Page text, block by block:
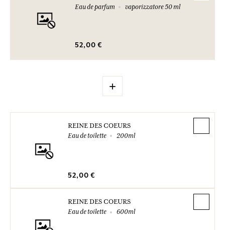
Eau de parfum
vaporizzatore 50 ml
52,00 €
+
REINE DES COEURS
Eau de toilette
200ml
52,00 €
REINE DES COEURS
Eau de toilette
600ml